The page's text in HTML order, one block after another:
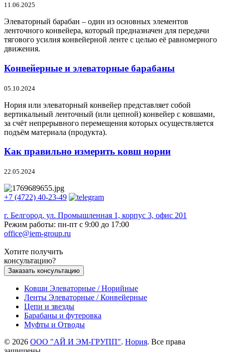
11.06.2025
Элеваторный барабан – один из основных элементов
ленточного конвейера, который предназначен для передачи
тягового усилия конвейерной ленте с целью её равномерного
движения.
Конвейерные и элеваторные барабаны
05.10.2024
Нория или элеваторный конвейер представляет собой
вертикальный ленточный (или цепной) конвейер с ковшами,
за счёт непрерывного перемещения которых осуществляется
подъём материала (продукта).
Как правильно измерить ковш нории
22.05.2024
+7 (4722) 40-23-49
г. Белгород, ул. Промышленная 1, корпус 3, офис 201
Режим работы: пн-пт с 9:00 до 17:00
office@iem-group.ru
Хотите получить
консультацию?
Заказать консультацию
Ковши Элеваторные / Норийные
Ленты Элеваторные / Конвейерные
Цепи и звезды
Барабаны и футеровка
Муфты и Отводы
© 2026 ООО "АЙ И ЭМ-ГРУПП". Нория. Все права